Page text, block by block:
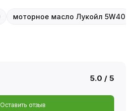
моторное масло Лукойл 5W40
5.0 / 5
Оставить отзыв